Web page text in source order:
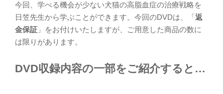
今回、学べる機会が少ない犬猫の高脂血症の治療戦略を
日笠先生から学ぶことができます。今回のDVDは、「返
金保証 」をお付けいたしますが、ご用意した商品の数に
は限りがあります。
DVD収録内容の一部をご紹介すると…